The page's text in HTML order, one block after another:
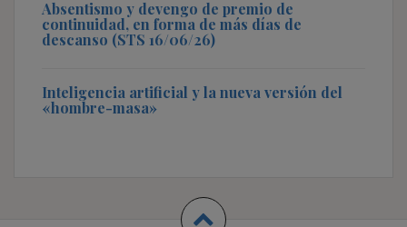
Absentismo y devengo de premio de
continuidad, en forma de más días de
descanso (STS 16/06/26)
Inteligencia artificial y la nueva versión del
«hombre-masa»